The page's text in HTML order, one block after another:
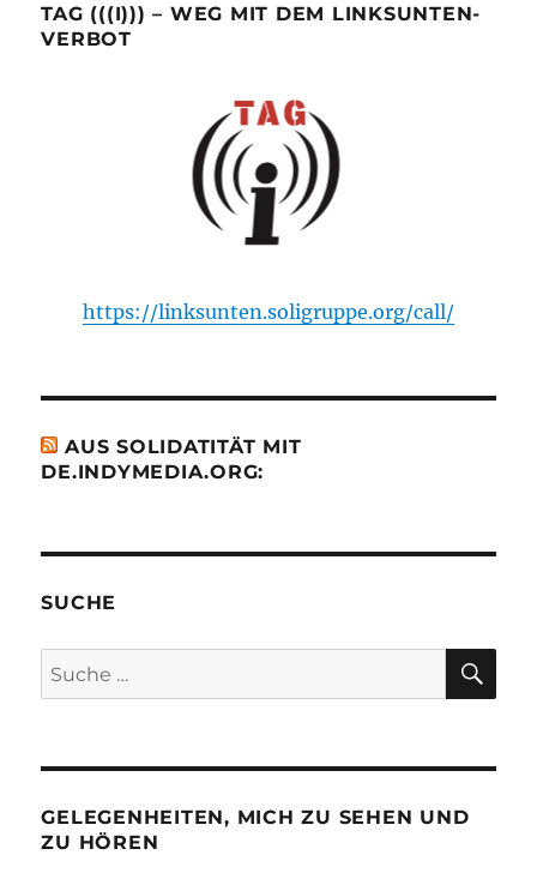
TAG (((I))) – WEG MIT DEM LINKSUNTEN-
VERBOT
https://linksunten.soligruppe.org/call/
AUS SOLIDATITÄT MIT
DE.INDYMEDIA.ORG:
SUCHE
Suche
nach:
GELEGENHEITEN, MICH ZU SEHEN UND
ZU HÖREN